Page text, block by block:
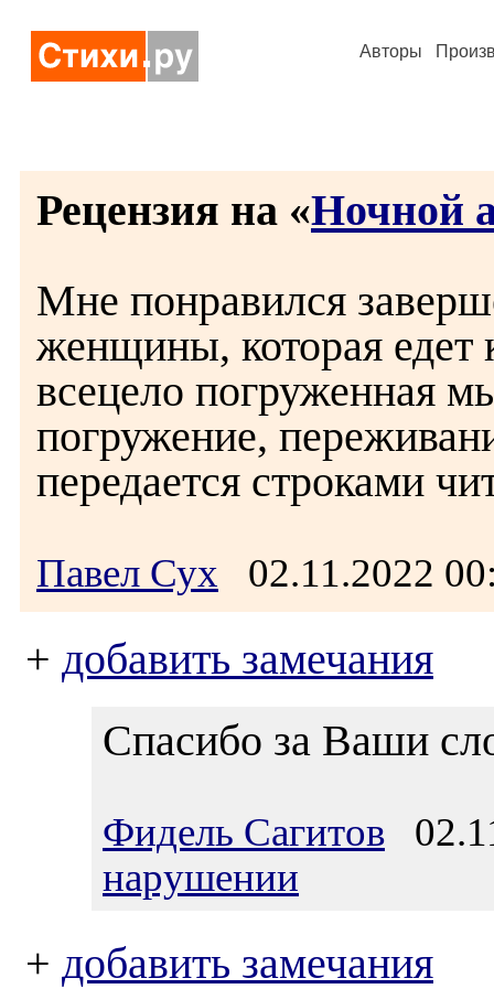
Авторы
Рецензия на «Ночной
Мне понравился
женщины, которая
всецело погруженная
погружение,
передается строками
Павел Сух 02.11.2022
+ добавить замечания
Спасибо за Ваши
Фидель Сагитов
нарушении
+ добавить замечания